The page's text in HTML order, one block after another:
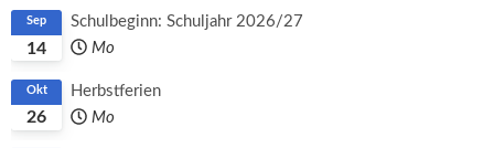
14
Sep
Schulbeginn: Schuljahr 2026/27
Mo
26
Okt
Herbstferien
Mo